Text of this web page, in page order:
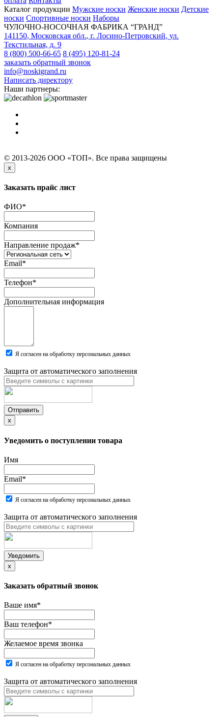
Каталог продукции Мужские носки Женские носки Детские
носки Спортивные носки Наборы
ЧУЛОЧНО-НОСОЧНАЯ ФАБРИКА “ГРАНД”
141150, Московская обл., г. Лосино-Петровский, ул.
Текстильная, д. 9
8 (800) 500-66-65 8 (495) 120-81-24
заказать обратный звонок
info@noskigrand.ru
Написать директору
Наши партнеры:
© 2013-2026 ООО «ТОП». Все права защищены
x
Заказать прайс лист
ФИО*
Компания
Направление продаж*
Email*
Телефон*
Дополнительная информация
Я согласен на обработку персональных данных
Защита от автоматического заполнения
Отправить
x
Уведомить о поступлении товара
Имя
Email*
Я согласен на обработку персональных данных
Защита от автоматического заполнения
Уведомить
x
Заказать обратный звонок
Ваше имя*
Ваш телефон*
Желаемое время звонка
Я согласен на обработку персональных данных
Защита от автоматического заполнения